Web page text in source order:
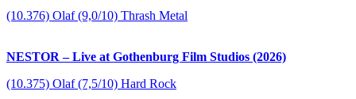
(10.376) Olaf (9,0/10) Thrash Metal
NESTOR – Live at Gothenburg Film Studios (2026)
(10.375) Olaf (7,5/10) Hard Rock